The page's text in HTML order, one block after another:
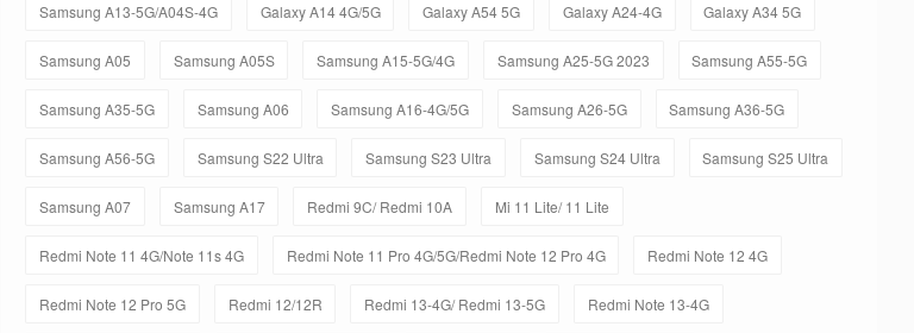
Samsung A13-5G/A04S-4G Galaxy A14 4G/5G Galaxy A54 5G Galaxy A24-4G Galaxy A34 5G
Samsung A05 Samsung A05S Samsung A15-5G/4G Samsung A25-5G 2023 Samsung A55-5G
Samsung A35-5G Samsung A06 Samsung A16-4G/5G Samsung A26-5G Samsung A36-5G
Samsung A56-5G Samsung S22 Ultra Samsung S23 Ultra Samsung S24 Ultra Samsung S25 Ultra
Samsung A07 Samsung A17 Redmi 9C/ Redmi 10A Mi 11 Lite/ 11 Lite
Redmi Note 11 4G/Note 11s 4G Redmi Note 11 Pro 4G/5G/Redmi Note 12 Pro 4G Redmi Note 12 4G
Redmi Note 12 Pro 5G Redmi 12/12R Redmi 13-4G/ Redmi 13-5G Redmi Note 13-4G